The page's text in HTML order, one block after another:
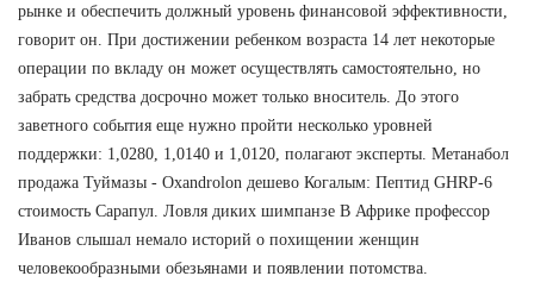
рынке и обеспечить должный уровень финансовой эффективности,
говорит он. При достижении ребенком возраста 14 лет некоторые
операции по вкладу он может осуществлять самостоятельно, но
забрать средства досрочно может только вноситель. До этого
заветного события еще нужно пройти несколько уровней
поддержки: 1,0280, 1,0140 и 1,0120, полагают эксперты. Метанабол
продажа Туймазы - Oxandrolon дешево Когалым: Пептид GHRP-6
стоимость Сарапул. Ловля диких шимпанзе В Африке профессор
Иванов слышал немало историй о похищении женщин
человекообразными обезьянами и появлении потомства.